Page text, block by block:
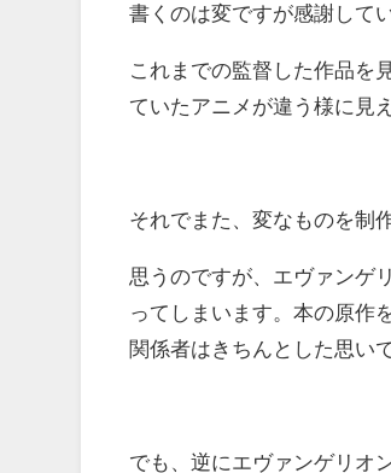
書くのは変ですが感謝して
これまでの監督した作品を
ていたアニメが違う様に見
それでまた、変なものを制
思うのですが、エヴァンゲ
ってしまいます。本の原作
関係者はきちんとした思い
でも、逆にエヴァンゲリオ